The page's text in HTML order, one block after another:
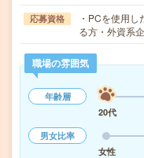
応募資格
・PCを使用
る方・外資系
職場の雰囲気
年齢層
20代
男女比率
女性